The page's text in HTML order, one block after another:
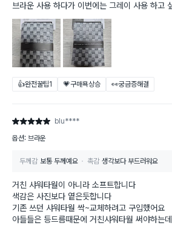
브라운 사용 하다가 이번에는 그레이 사용 하고
👍완전꿀팁1 💗구매욕상승 👀궁금증해결
별점 5점 blu****
옵션: 브라운
두께감 보통 두께예요 촉감 생각보다 부드러워요
거친 샤워타월이 아니라 소프트합니다
색감은 사진보다 옅은듯합니다
기존 쓰던 샤워타월 싹~교체하려고 구입했어요
아들들은 등드름때문에 거친샤워타월 써야하는